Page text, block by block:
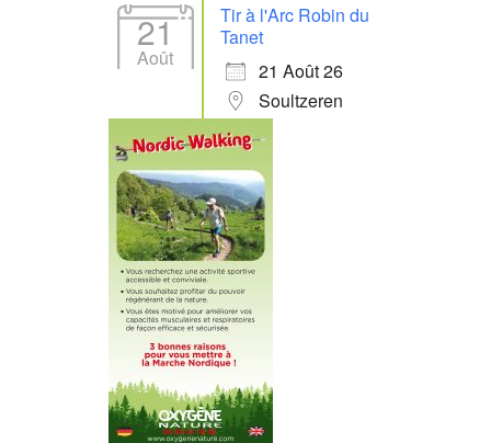
21
Août
Tir à l'Arc Robin du
Tanet
21 Août 26
Soultzeren